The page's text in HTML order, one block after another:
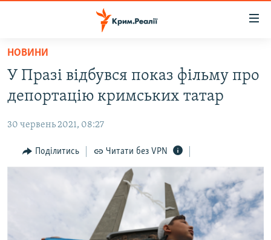
Перейти
основного
матеріалу
до
навігації
Перейти
ВОДА.КРИМ
ВІДЕО ТА ФОТО
ПОЛІТИКА
БЛОГИ
НОВИНИ
У Празі відбувся показ фільму про
депортацію кримських татар
30 червень 2021, 08:27
Поділитись Читати без VPN